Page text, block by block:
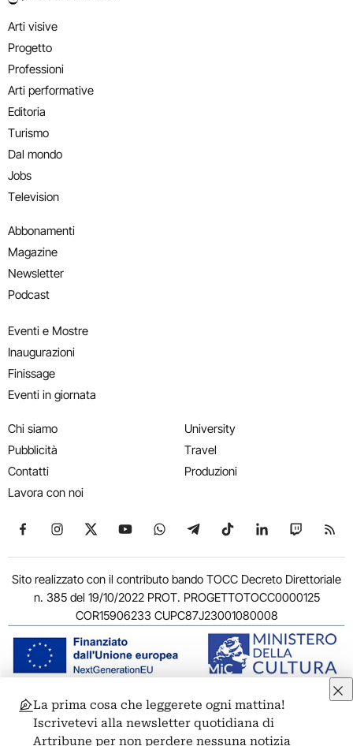
Arti visive
Progetto
Professioni
Arti performative
Editoria
Turismo
Dal mondo
Jobs
Television
Abbonamenti
Magazine
Newsletter
Podcast
Eventi e Mostre
Inaugurazioni
Finissage
Eventi in giornata
Chi siamo
Pubblicità
Contatti
Lavora con noi
University
Travel
Produzioni
Seguici su Facebook
Seguici su Instagram
Seguici su X
Seguici su YouTube
Seguici su WhatsApp
Seguici su Telegram
Seguici su TikTok
Seguici su
Seguici
Sito realizzato con il contributo bando TOCC Decreto Direttoriale
n. 385 del 19/10/2022 PROT. PROGETTOTOCC0000125
COR15906233 CUPC87J23001080008
© 2011-2026 ARTRIBUNE srl – Corso Vittorio Emanuele II, 287 –
00186 Roma - P.I. 11381581005
La prima cosa che leggerete ogni mattina!
Iscrivetevi alla newsletter quotidiana di
Artribune per non perdere nessuna notizia